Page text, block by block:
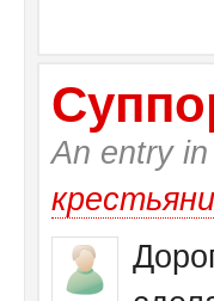
An entry in